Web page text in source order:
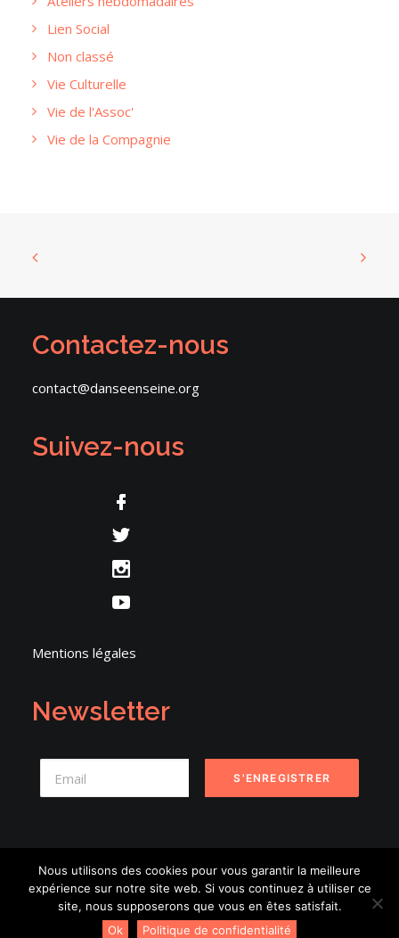
Lien Social
Non classé
Vie Culturelle
Vie de l'Assoc'
Vie de la Compagnie
Contactez-nous
contact@danseenseine.org
Suivez-nous
Mentions légales
Newsletter
© 2026 Danse en Seine. | Tous droits réservés.
Nous utilisons des cookies pour vous garantir la meilleure
expérience sur notre site web. Si vous continuez à utiliser ce
site, nous supposerons que vous en êtes satisfait.
Ok
Politique de confidentialité